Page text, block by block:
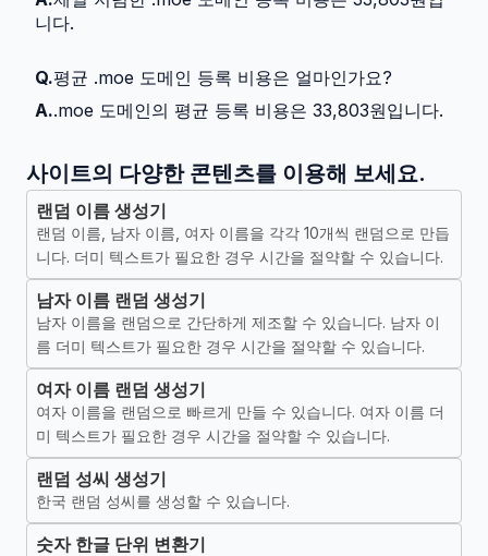
니다.
Q.평균 .moe 도메인 등록 비용은 얼마인가요?
A..moe 도메인의 평균 등록 비용은 33,803원입니다.
사이트의 다양한 콘텐츠를 이용해 보세요.
랜덤 이름 생성기
랜덤 이름, 남자 이름, 여자 이름을 각각 10개씩 랜덤으로 만듭
니다. 더미 텍스트가 필요한 경우 시간을 절약할 수 있습니다.
남자 이름 랜덤 생성기
남자 이름을 랜덤으로 간단하게 제조할 수 있습니다. 남자 이
름 더미 텍스트가 필요한 경우 시간을 절약할 수 있습니다.
여자 이름 랜덤 생성기
여자 이름을 랜덤으로 빠르게 만들 수 있습니다. 여자 이름 더
미 텍스트가 필요한 경우 시간을 절약할 수 있습니다.
랜덤 성씨 생성기
한국 랜덤 성씨를 생성할 수 있습니다.
숫자 한글 단위 변환기